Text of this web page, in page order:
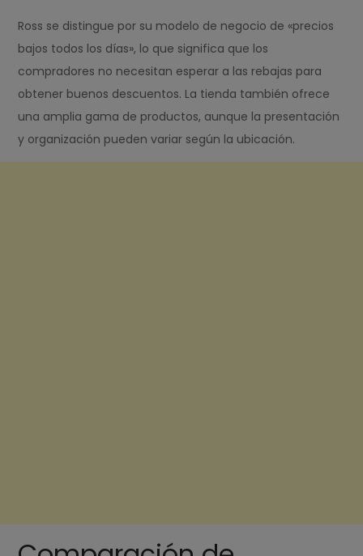
Ross se distingue por su modelo de negocio de «precios
bajos todos los días», lo que significa que los
compradores no necesitan esperar a las rebajas para
obtener buenos descuentos. La tienda también ofrece
una amplia gama de productos, aunque la presentación
y organización pueden variar según la ubicación.